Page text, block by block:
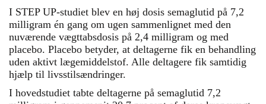
I STEP UP-studiet blev en høj dosis semaglutid på 7,2
milligram én gang om ugen sammenlignet med den
nuværende vægttabsdosis på 2,4 milligram og med
placebo. Placebo betyder, at deltagerne fik en behandling
uden aktivt lægemiddelstof. Alle deltagere fik samtidig
hjælp til livsstilsændringer.
I hovedstudiet tabte deltagerne på semaglutid 7,2